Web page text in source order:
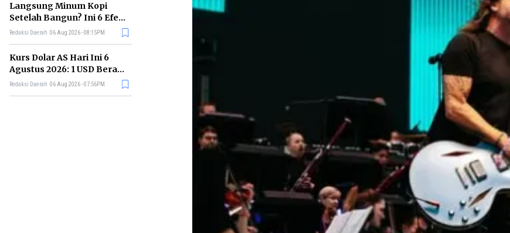
Langsung Minum Kopi
Setelah Bangun? Ini 6 Efek
yang Terjadi pada Tubuh
Redaksi Daerah 06 Aug 2026 - 08:15PM
Kurs Dolar AS Hari Ini 6
Agustus 2026: 1 USD Berapa
Rupiah Sekarang?
Redaksi Daerah 06 Aug 2026 - 07:56PM